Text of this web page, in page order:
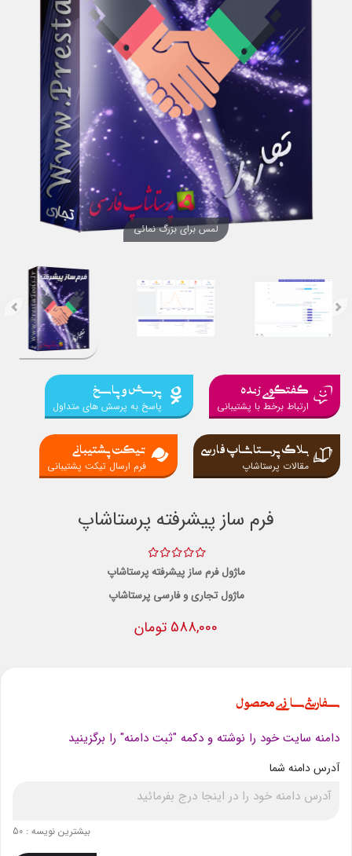
لمس برای بزرگ نمائی
گفتگوی زنده
ارتباط برخط با پشتیبانی
پرسش و پاسخ
پاسخ به پرسش های متداول
بلاگ پرستاشاپ فارسی
مقالات پرستاشاپ
تیکت پشتیبانی
فرم ارسال تیکت پشتیبانی
فرم ساز پیشرفته پرستاشاپ
ماژول فرم ساز پیشرفته پرستاشاپ
ماژول تجاری و فارسی پرستاشاپ
588,000 تومان
سفارشی سازی محصول
دامنه سایت خود را نوشته و دکمه "ثبت دامنه" را برگزینید
آدرس دامنه شما
بیشترین نویسه : 50